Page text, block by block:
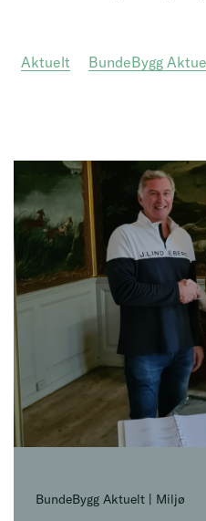
Aktuelt BundeBygg
BundeBygg Aktuelt | Miljø